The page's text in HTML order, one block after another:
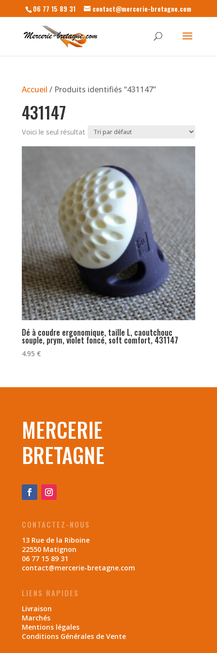
06 77 15 89 31 contact@mercerie-bretagne.com
Accueil / Produits identifiés “431147”
431147
Voici le seul résultat
Dé à coudre ergonomique, taille L, caoutchouc
souple, prym, violet foncé, soft comfort, 431147
4.95 €
MERCERIE
BRETAGNE
CONTACTEZ-NOUS
13 Rue de la Riboine
22550 Matignon
06 77 15 89 31
contact@mercerie-bretagne.com
LIENS RAPIDES
Livraison
Marchés
Mentions légales
Conditions Générales de Vente